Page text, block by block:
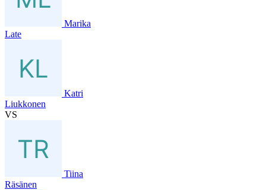
Marika
Late
Katri
Liukkonen
VS
Tiina
Räsänen